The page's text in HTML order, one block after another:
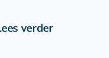
verder